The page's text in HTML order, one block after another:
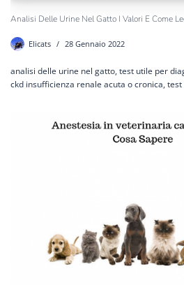
Analisi Delle Urine Nel Gatto I Valori E Come
Elicats 28 Gennaio 2022
analisi delle urine nel gatto, test utile per
ckd insufficienza renale acuta o cronica,